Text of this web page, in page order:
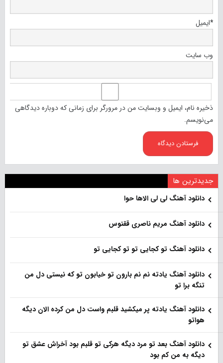
ایمیل*
وب‌ سایت
ذخیره نام، ایمیل و وبسایت من در مرورگر برای زمانی که دوباره دیدگاهی
می‌نویسم.
جدیدترین ها
دانلود آهنگ لی لی الاها حوا
دانلود آهنگ مریم ناصری ققنوس
دانلود آهنگ تو کجایی تو تو کجایی تو
دانلود آهنگ یادته نم نم بارون تو خیابون تو که نیستی دل من
تنگه برا تو
دانلود آهنگ یادته پر میکشید قلبم واست دل من کرده الان دیگه
هواتو
دانلود آهنگ بعد تو مرد دیگه هرکی تو قلبم بود آخراش عشق تو
دیگه به من کم بود